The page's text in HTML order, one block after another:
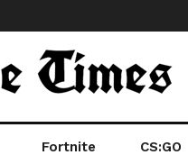
Fortnite CS:GO